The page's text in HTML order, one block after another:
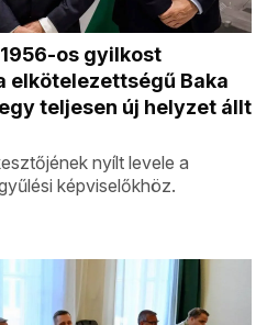
os gyilkost
elkötelezettségű Baka
teljesen új helyzet állt
nyílt levele a
képviselőkhöz.